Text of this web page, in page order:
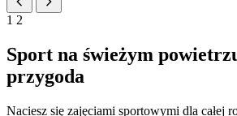
1 2
Sport na świeżym
przygoda
Naciesz się zajęciami sportowymi dla całej